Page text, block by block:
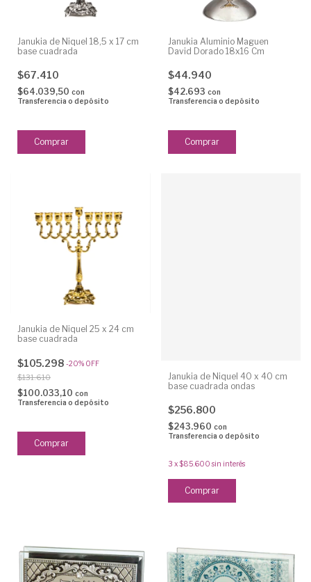
Janukia de Niquel 18,5 x 17 cm
base cuadrada
$67.410
$64.039,50 con
Transferencia o depósito
Janukia Aluminio Maguen
David Dorado 18x16 Cm
$44.940
$42.693 con
Transferencia o depósito
Janukia de Niquel 25 x 24 cm
base cuadrada
$105.298 -20% OFF
$131.610
$100.033,10 con
Transferencia o depósito
Janukia de Niquel 40 x 40 cm
base cuadrada ondas
$256.800
$243.960 con
Transferencia o depósito
3 x$85.600 sin interés